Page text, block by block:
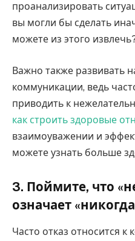
проанализировать
вы могли бы сделать
можете из этого
Важно также развивать
коммуникации, ведь
приводить к
как строить здоровые
взаимоуважении и
можете узнать больше
3. Поймите, что
означает
Часто отказ относится к